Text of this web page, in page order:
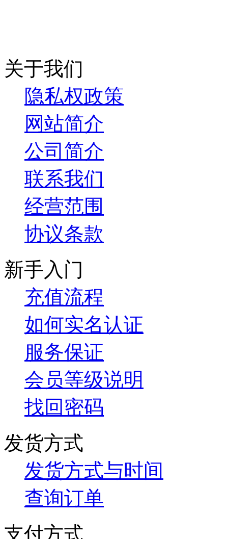
关于我们
隐私权政策
网站简介
公司简介
联系我们
经营范围
协议条款
新手入门
充值流程
如何实名认证
服务保证
会员等级说明
找回密码
发货方式
发货方式与时间
查询订单
支付方式